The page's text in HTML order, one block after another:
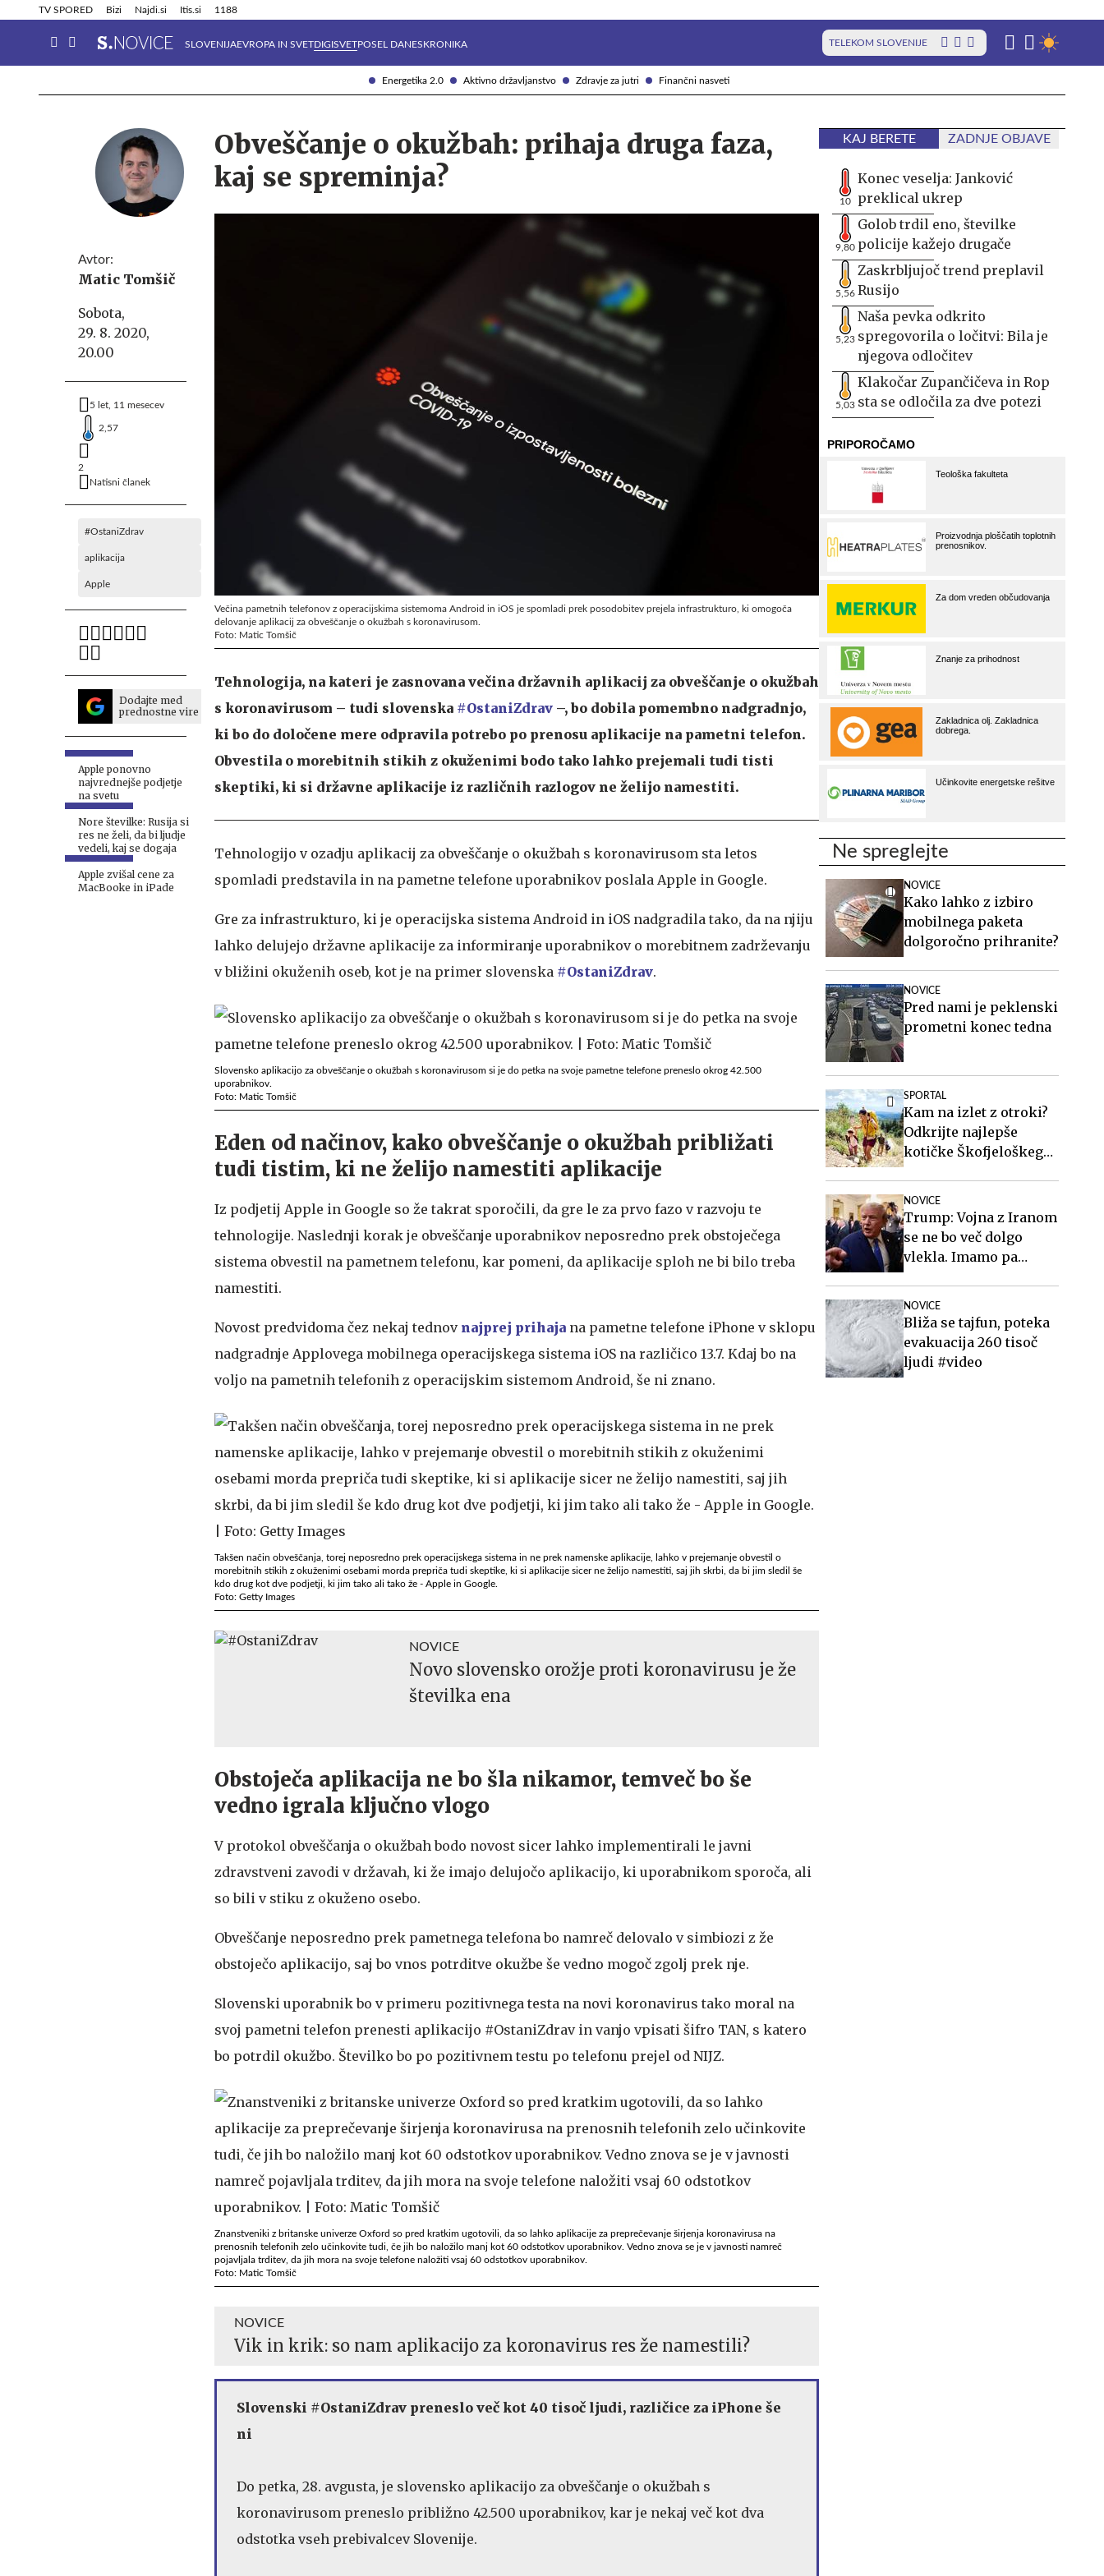
Energetika 2.0 Aktivno državljanstvo Zdravje za jutri Finančni nasveti
TV SPORED Bizi Najdi.si Itis.si 1188
SLOVENIJAEVROPA IN SVETDIGISVETPOSEL DANESKRONIKA TELEKOM SLOVENIJE
Info in obvestila Tehnik
Avtor:
Matic Tomšič
Sobota,
29. 8. 2020,
20.00
5 let, 11 mesecev
2,57
2
Natisni članek
#OstaniZdrav
aplikacija
Apple
Dodajte med
prednostne vire
Apple ponovno
najvrednejše podjetje
na svetu
Nore številke: Rusija si
res ne želi, da bi ljudje
vedeli, kaj se dogaja
Apple zvišal cene za
MacBooke in iPade
Obveščanje o okužbah: prihaja druga faza,
kaj se spreminja?
Večina pametnih telefonov z operacijskima sistemoma Android in iOS je spomladi prek posodobitev prejela infrastrukturo, ki omogoča
delovanje aplikacij za obveščanje o okužbah s koronavirusom.
Foto: Matic Tomšič
Tehnologija, na kateri je zasnovana večina državnih aplikacij za obveščanje o okužbah
s koronavirusom – tudi slovenska #OstaniZdrav –, bo dobila pomembno nadgradnjo,
ki bo do določene mere odpravila potrebo po prenosu aplikacije na pametni telefon.
Obvestila o morebitnih stikih z okuženimi bodo tako lahko prejemali tudi tisti
skeptiki, ki si državne aplikacije iz različnih razlogov ne želijo namestiti.
Tehnologijo v ozadju aplikacij za obveščanje o okužbah s koronavirusom sta letos
spomladi predstavila in na pametne telefone uporabnikov poslala Apple in Google.
Gre za infrastrukturo, ki je operacijska sistema Android in iOS nadgradila tako, da na njiju
lahko delujejo državne aplikacije za informiranje uporabnikov o morebitnem zadrževanju
v bližini okuženih oseb, kot je na primer slovenska #OstaniZdrav.
Slovensko aplikacijo za obveščanje o okužbah s koronavirusom si je do petka na svoje pametne telefone preneslo okrog 42.500
uporabnikov.
Foto: Matic Tomšič
Eden od načinov, kako obveščanje o okužbah približati
tudi tistim, ki ne želijo namestiti aplikacije
Iz podjetij Apple in Google so že takrat sporočili, da gre le za prvo fazo v razvoju te
tehnologije. Naslednji korak je obveščanje uporabnikov neposredno prek obstoječega
sistema obvestil na pametnem telefonu, kar pomeni, da aplikacije sploh ne bi bilo treba
namestiti.
Novost predvidoma čez nekaj tednov najprej prihaja na pametne telefone iPhone v sklopu
nadgradnje Applovega mobilnega operacijskega sistema iOS na različico 13.7. Kdaj bo na
voljo na pametnih telefonih z operacijskim sistemom Android, še ni znano.
Takšen način obveščanja, torej neposredno prek operacijskega sistema in ne prek namenske aplikacije, lahko v prejemanje obvestil o
morebitnih stikih z okuženimi osebami morda prepriča tudi skeptike, ki si aplikacije sicer ne želijo namestiti, saj jih skrbi, da bi jim sledil še
kdo drug kot dve podjetji, ki jim tako ali tako že - Apple in Google.
Foto: Getty Images
NOVICE
Novo slovensko orožje proti koronavirusu je že
številka ena
Obstoječa aplikacija ne bo šla nikamor, temveč bo še
vedno igrala ključno vlogo
V protokol obveščanja o okužbah bodo novost sicer lahko implementirali le javni
zdravstveni zavodi v državah, ki že imajo delujočo aplikacijo, ki uporabnikom sporoča, ali
so bili v stiku z okuženo osebo.
Obveščanje neposredno prek pametnega telefona bo namreč delovalo v simbiozi z že
obstoječo aplikacijo, saj bo vnos potrditve okužbe še vedno mogoč zgolj prek nje.
Slovenski uporabnik bo v primeru pozitivnega testa na novi koronavirus tako moral na
svoj pametni telefon prenesti aplikacijo #OstaniZdrav in vanjo vpisati šifro TAN, s katero
bo potrdil okužbo. Številko bo po pozitivnem testu po telefonu prejel od NIJZ.
Znanstveniki z britanske univerze Oxford so pred kratkim ugotovili, da so lahko aplikacije za preprečevanje širjenja koronavirusa na
prenosnih telefonih zelo učinkovite tudi, če jih bo naložilo manj kot 60 odstotkov uporabnikov. Vedno znova se je v javnosti namreč
pojavljala trditev, da jih mora na svoje telefone naložiti vsaj 60 odstotkov uporabnikov.
Foto: Matic Tomšič
NOVICE
Vik in krik: so nam aplikacijo za koronavirus res že namestili?
Slovenski #OstaniZdrav preneslo več kot 40 tisoč ljudi, različice za iPhone še
ni
Do petka, 28. avgusta, je slovensko aplikacijo za obveščanje o okužbah s
koronavirusom preneslo približno 42.500 uporabnikov, kar je nekaj več kot dva
odstotka vseh prebivalcev Slovenije.
KAJ BERETE ZADNJE OBJAVE
10
Konec veselja: Janković
preklical ukrep
9,80
Golob trdil eno, številke
policije kažejo drugače
5,56
Zaskrbljujoč trend preplavil
Rusijo
5,23
Naša pevka odkrito
spregovorila o ločitvi: Bila je
njegova odločitev
5,03
Klakočar Zupančičeva in Rop
sta se odločila za dve potezi
Ne spreglejte
NOVICE
Kako lahko z izbiro
mobilnega paketa
dolgoročno prihranite?
NOVICE
Pred nami je peklenski
prometni konec tedna
SPORTAL
Kam na izlet z otroki?
Odkrijte najlepše
kotičke Škofjeloškega
NOVICE
Trump: Vojna z Iranom
se ne bo več dolgo
vlekla. Imamo pa
NOVICE
Bliža se tajfun, poteka
evakuacija 260 tisoč
ljudi #video